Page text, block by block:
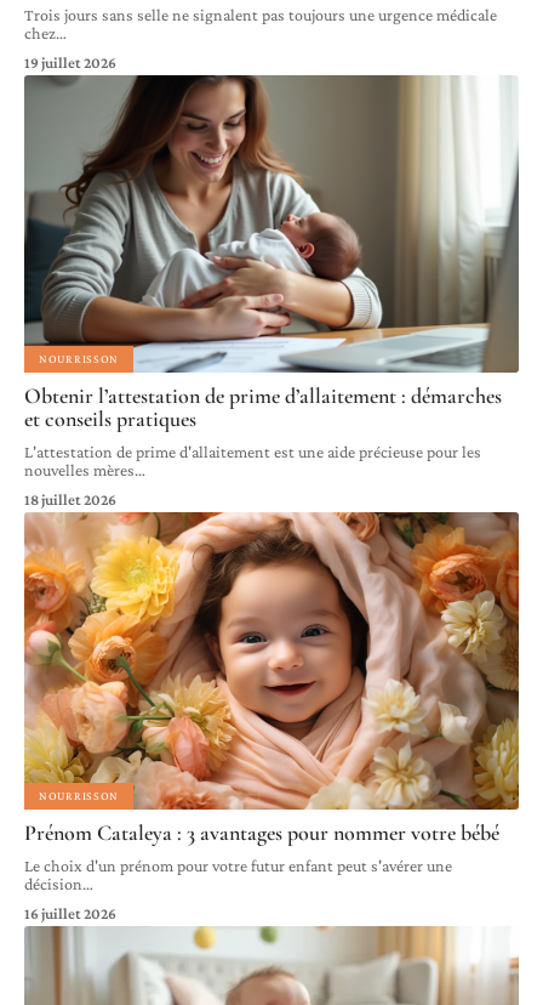
Trois jours sans selle ne signalent pas toujours une urgence médicale
chez…
19 juillet 2026
NOURRISSON
Obtenir l’attestation de prime d’allaitement : démarches
et conseils pratiques
L'attestation de prime d'allaitement est une aide précieuse pour les
nouvelles mères…
18 juillet 2026
NOURRISSON
Prénom Cataleya : 3 avantages pour nommer votre bébé
Le choix d'un prénom pour votre futur enfant peut s'avérer une
décision…
16 juillet 2026